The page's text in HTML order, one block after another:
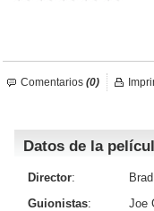
Iniciar sesión
Comentarios (0)
Datos de la
Director:
Guionistas:
Joe